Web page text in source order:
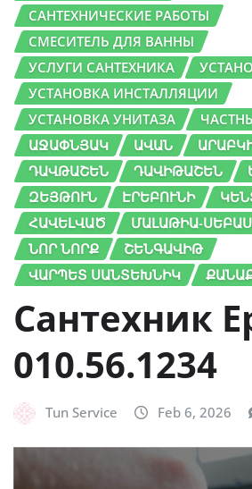
САНТЕХНИЧЕСКИЕ РАБОТЫ
СМЕСИТЕЛЬ ДЛЯ ВАННЫ
УСЛУГИ САНТЕХНИКА
УСТАНОВКА ИНСТАЛЛЯЦИИ
УСТАНОВКА УНИТАЗА
ԱՋԱՓՆՅԱԿ
ԱՎԱՆ
ԴԱՎԹԱՇԵՆ
ԴԱՎԻԹԱՇԵՆ
ԶԵՅԹՈՒՆ
ԷՐԵԲՈՒՆԻ
ՀԱՎԵԼՎԱԾ
ՄԱԼԱԹԻԱ-
ՆՈՐ ՆՈՐՔ
ՇԵՆԳԱՎԻԹ
ՎԱՐՊԵՏ ՍԱՆՏԵԽՆԻԿ
Сантехник
010.56.1234
Tun Service Feb 6, 2026